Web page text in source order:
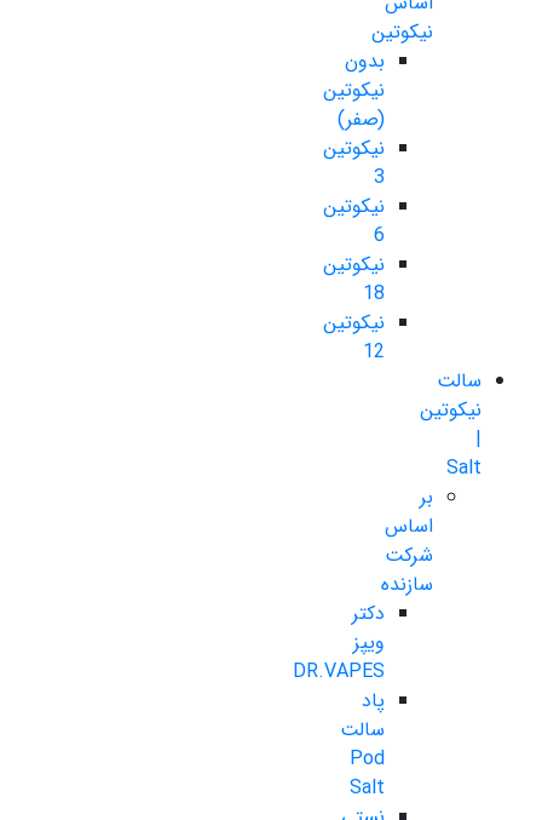
نیکوتین
بدون
نیکوتین
(صفر)
نیکوتین
3
نیکوتین
6
نیکوتین
18
نیکوتین
12
سالت
نیکوتین
|
Salt
بر
اساس
شرکت
سازنده
دکتر
ویپز
DR.VAPES
پاد
سالت
Pod
Salt